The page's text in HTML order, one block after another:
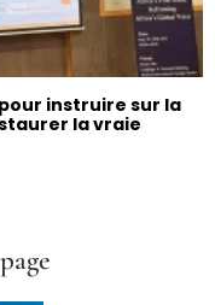
pour instruire sur la
la vraie